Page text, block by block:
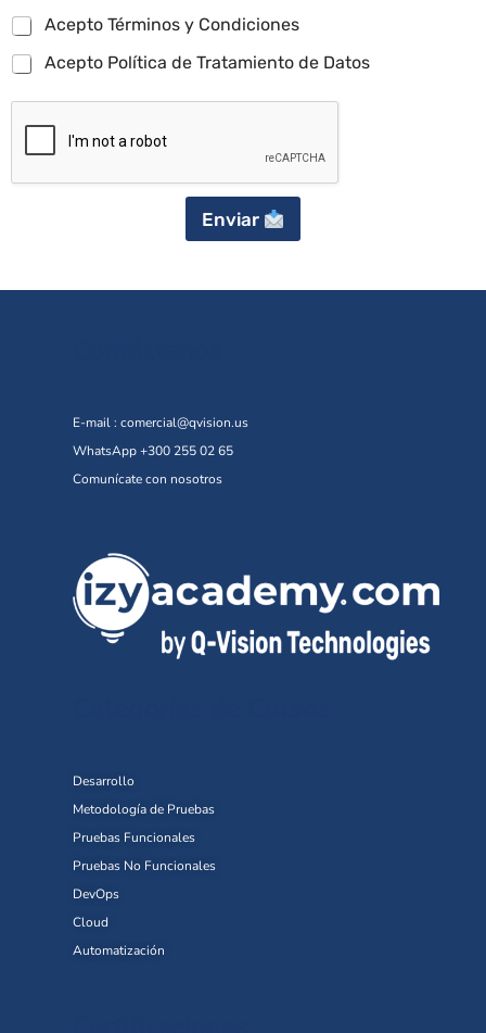
Acepto Términos y Condiciones
Acepto Política de Tratamiento de Datos
Enviar
E-mail : comercial@qvision.us
WhatsApp +300 255 02 65
Comunícate con nosotros
Desarrollo
Metodología de Pruebas
Pruebas Funcionales
Pruebas No Funcionales
DevOps
Cloud
Automatización